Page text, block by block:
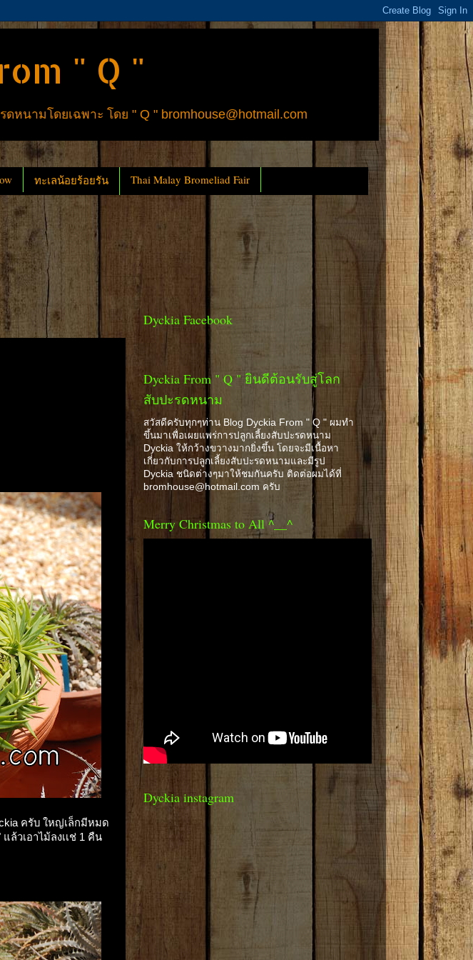
" Q "
นามโดยเฉพาะ โดย " Q " bromhouse@hotmail.com
ทะเลน้อยร้อยรัน Thai Malay Bromeliad Fair
ครับ ใหญ่เล็กมีหมด
ล้วเอาไม้ลงเเช่ 1 คืน
Dyckia Facebook
Dyckia From " Q " ยินดีต้อนรับสู่โลก
สับปะรดหนาม
สวัสดีครับทุกๆท่าน Blog Dyckia From " Q " ผมทำ
ขึ้นมาเพื่อเผยแพร่การปลูกเลี้ยงสับปะรดหนาม
Dyckia ให้กว้างขวางมากยิ่งขึ้น โดยจะมีเนื้อหา
เกี่ยวกับการปลูกเลี้ยงสับปะรดหนามและมีรูป
Dyckia ชนิดต่างๆมาให้ชมกันครับ ติดต่อผมได้ที่
bromhouse@hotmail.com ครับ
Merry Christmas to All ^__^
Dyckia instagram